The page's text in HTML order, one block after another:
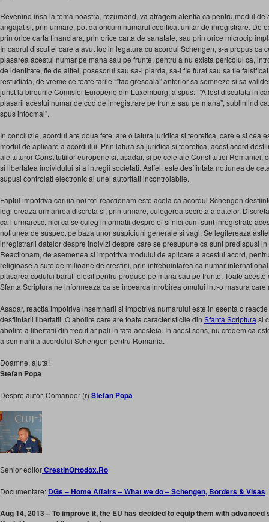
Revenind insa la tema noastra, rezumand, va atragem atentia ca pentru modul
angajat si, prin urmare, pot da oricum numarul codificat unitar de inregistrare. De
prin orice carta financiara, prin orice carta de sanatate, sau prin orice microcip
In cadrul discutiei care a avut loc in legatura cu acordul Schengen, s-a propus ca
plasarea acestui numar pe mana sau pe frunte, pentru a nu exista pericolul ca,
de identitate, fie de altfel, posesorul sau sa-l piarda, sa-i fie furat sau sa fie
restudiata, de vreme ce toate tarile ””fac greseala” anterior sa semneze si sa
jurist la birourile Comisiei Europene din Luxemburg, a spus: ””A fost discutata in
plasarii acestui numar de cod de inregistrare pe frunte sau pe mana”, subliniind
spus intocmai”.
In concluzie, acordul are doua fete: are o latura juridica si teoretica, care e si cea
modul de aplicare a acordului. Prin latura sa juridica si teoretica, acest acord
ale tuturor Constitutiilor europene si, asadar, si pe cele ale Constitutiei Romaniei,
si libertatea individului si a intregii societati. Astfel, este desfiintata notiunea de
supusi controlati electronic ai unei autoritati incontrolabile.
Faptul impotriva caruia noi toti reactionam este acela ca acordul Schengen
legifereaza urmarirea discreta si, prin urmare, culegerea secreta a datelor.
ca-l urmaresc, nici ca se culeg informatii despre el si nici cum sunt inregistrate
notiunea de suspect pe baza unor suspiciuni generale si vagi. Se legifereaza
inregistrarii datelor despre indivizi despre care se presupune ca sunt predispusi
Reactionam, de asemenea si impotriva modului de aplicare a acestui acord,
religioase a sute de milioane de crestini, prin intrebuintarea ca numar
plasarea codului barat folosit pentru produse pe mana sau pe frunte. Toate
Sfanta Scriptura ne informeaza ca se incearca inrobirea omului intr-o masura care
Asadar, reactia impotriva insemnarii si impotriva numarului este in esenta o
desfiintarii libertatii. O abolire care are toate caracteristicile din Sfanta Scriptura si
abolire a libertatii din trecut ar pali in fata acesteia. In acest sens, nu credem ca
a semnarii a acordului Schengen pentru Romania.
Doamne, ajuta!
Stefan Popa
Despre autor, Comandor (r) Stefan Popa
Senior editorCrestinOrtodox.Ro
Documentare: DGs – Home Affairs – What we do – Schengen, Borders & Visas
Aug 14, 2013 – To improve it, the EU has decided to equip them with